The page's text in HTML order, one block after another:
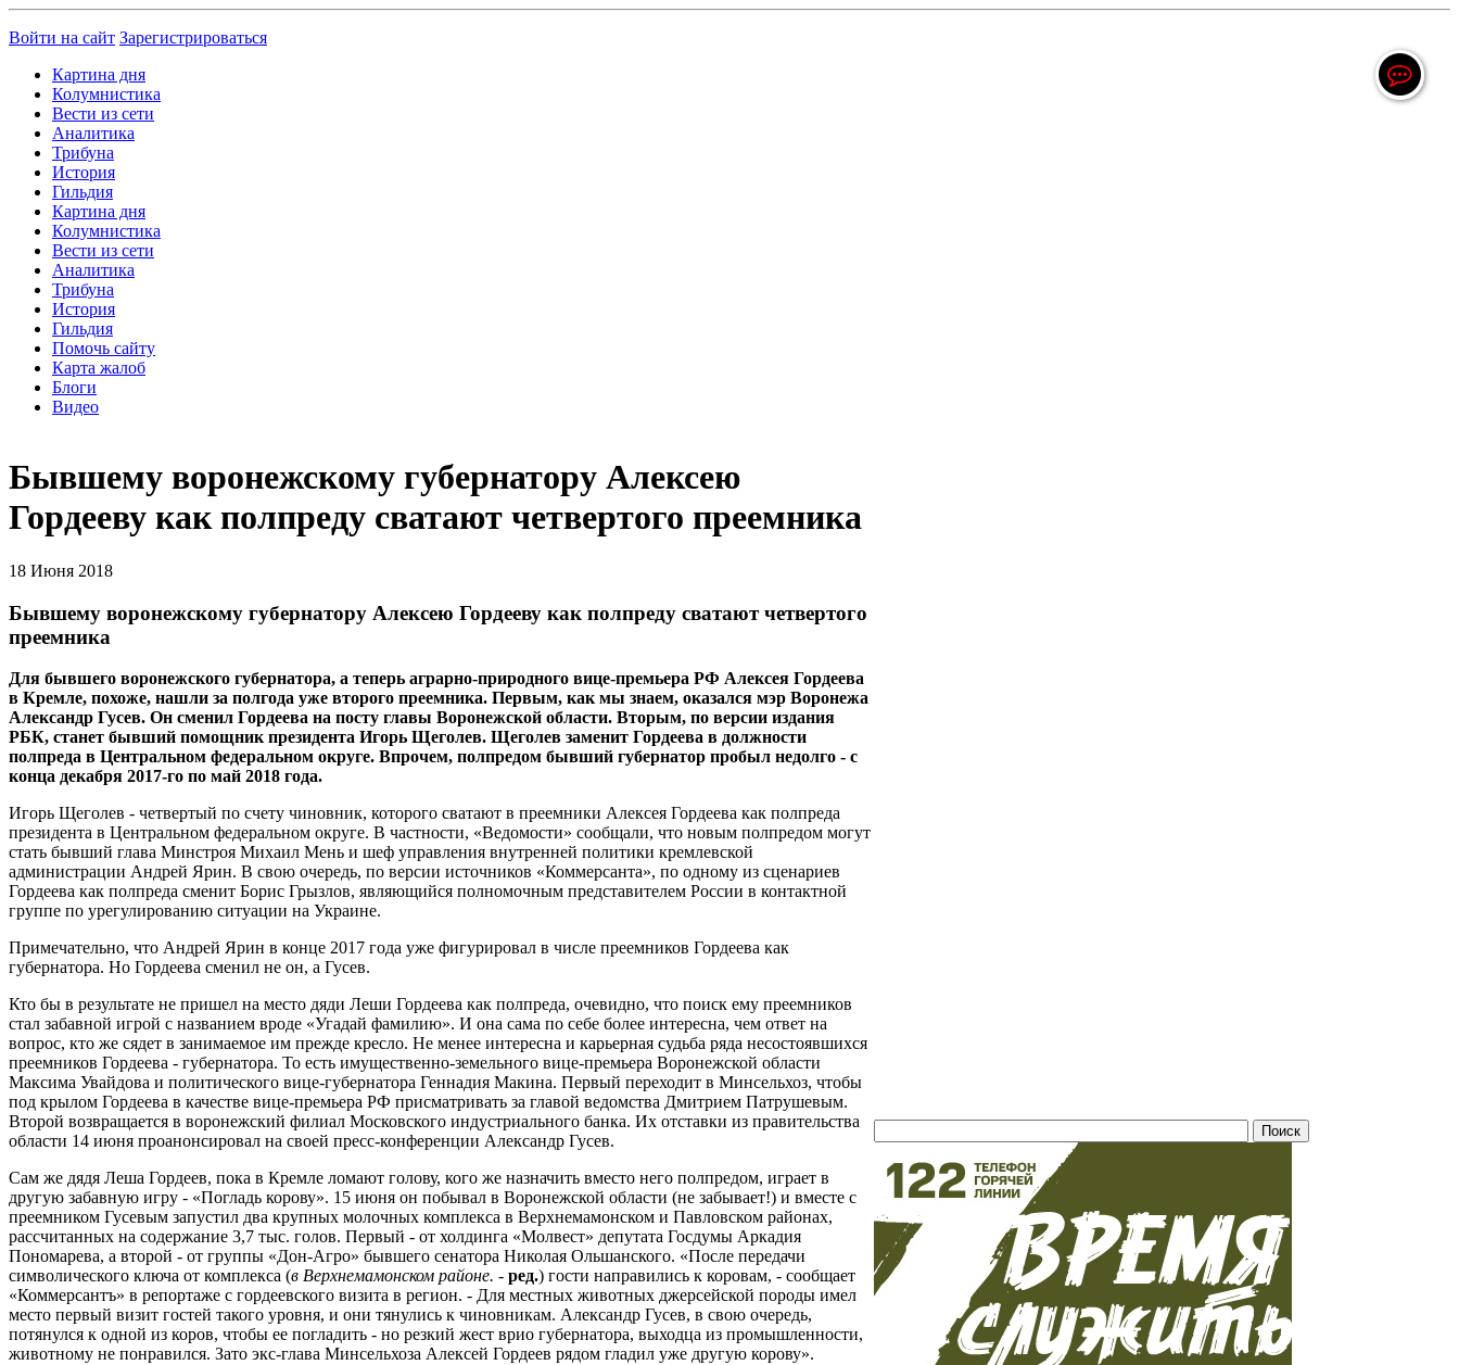
Войти на сайт Зарегистрироваться
Картина дня
Колумнистика
Вести из сети
Аналитика
Трибуна
История
Гильдия
Картина дня
Колумнистика
Вести из сети
Аналитика
Трибуна
История
Гильдия
Помочь сайту
Карта жалоб
Блоги
Видео
Бывшему воронежскому губернатору Алексею
Гордееву как полпреду сватают четвертого преемника
18 Июня 2018
Бывшему воронежскому губернатору Алексею Гордееву как полпреду сватают четвертого
преемника
Для бывшего воронежского губернатора, а теперь аграрно-природного вице-премьера РФ Алексея Гордеева
в Кремле, похоже, нашли за полгода уже второго преемника. Первым, как мы знаем, оказался мэр Воронежа
Александр Гусев. Он сменил Гордеева на посту главы Воронежской области. Вторым, по версии издания
PБК, станет бывший помощник президента Игорь Щеголев. Щеголев заменит Гордеева в должности
полпреда в Центральном федеральном округе. Впрочем, полпредом бывший губернатор пробыл недолго - с
конца декабря 2017-го по май 2018 года.
Игорь Щеголев - четвертый по счету чиновник, которого сватают в преемники Алексея Гордеева как полпреда
президента в Центральном федеральном округе. В частности, «Ведомости» сообщали, что новым полпредом могут
стать бывший глава Минстроя Михаил Мень и шеф управления внутренней политики кремлевской
администрации Андрей Ярин. В свою очередь, по версии источников «Коммерсанта», по одному из сценариев
Гордеева как полпреда сменит Борис Грызлов, являющийся полномочным представителем России в контактной
группе по урегулированию ситуации на Украине.
Примечательно, что Андрей Ярин в конце 2017 года уже фигурировал в числе преемников Гордеева как
губернатора. Но Гордеева сменил не он, а Гусев.
Кто бы в результате не пришел на место дяди Леши Гордеева как полпреда, очевидно, что поиск ему преемников
стал забавной игрой с названием вроде «Угадай фамилию». И она сама по себе более интересна, чем ответ на
вопрос, кто же сядет в занимаемое им прежде кресло. Не менее интересна и карьерная судьба ряда несостоявшихся
преемников Гордеева - губернатора. То есть имущественно-земельного вице-премьера Воронежской области
Максима Увайдова и политического вице-губернатора Геннадия Макина. Первый переходит в Минсельхоз, чтобы
под крылом Гордеева в качестве вице-премьера РФ присматривать за главой ведомства Дмитрием Патрушевым.
Второй возвращается в воронежский филиал Московского индустриального банка. Их отставки из правительства
области 14 июня проанонсировал на своей пресс-конференции Александр Гусев.
Сам же дядя Леша Гордеев, пока в Кремле ломают голову, кого же назначить вместо него полпредом, играет в
другую забавную игру - «Погладь корову». 15 июня он побывал в Воронежской области (не забывает!) и вместе с
преемником Гусевым запустил два крупных молочных комплекса в Верхнемамонском и Павловском районах,
рассчитанных на содержание 3,7 тыс. голов. Первый - от холдинга «Молвест» депутата Госдумы Аркадия
Пономарева, а второй - от группы «Дон-Агро» бывшего сенатора Николая Ольшанского. «После передачи
символического ключа от комплекса (в Верхнемамонском районе. - ред.) гости направились к коровам, - сообщает
«Коммерсантъ» в репортаже с гордеевского визита в регион. - Для местных животных джерсейской породы имел
место первый визит гостей такого уровня, и они тянулись к чиновникам. Александр Гусев, в свою очередь,
потянулся к одной из коров, чтобы ее погладить - но резкий жест врио губернатора, выходца из промышленности,
животному не понравился. Зато экс-глава Минсельхоза Алексей Гордеев рядом гладил уже другую корову».